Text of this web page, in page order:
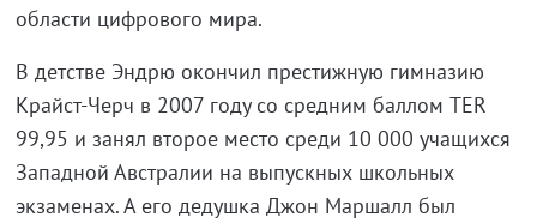
области цифрового мира.
В детстве Эндрю окончил престижную гимназию
Крайст-Черч в 2007 году со средним баллом TER
99,95 и занял второе место среди 10 000 учащихся
Западной Австралии на выпускных школьных
экзаменах. А его дедушка Джон Маршалл был